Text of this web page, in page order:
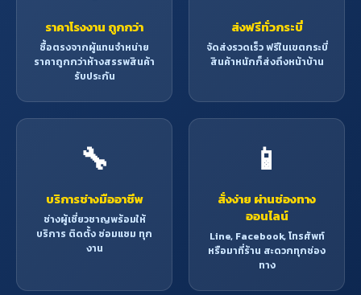
ราคาโรงงาน ถูกกว่า
ซื้อตรงจากผู้แทนจำหน่าย
ราคาถูกกว่าห้างสรรพสินค้า
รับประกัน
ส่งฟรีทั่วกระบี่
จัดส่งรวดเร็ว ฟรีในเขตกระบี่
สินค้าหนักก็ส่งถึงหน้าบ้าน
🔧
บริการช่างมืออาชีพ
ช่างผู้เชี่ยวชาญพร้อมให้
บริการ ติดตั้ง ซ่อมแซม ทุก
งาน
📱
สั่งง่าย ผ่านช่องทาง
ออนไลน์
Line, Facebook, โทรศัพท์
หรือมาที่ร้าน สะดวกทุกช่อง
ทาง